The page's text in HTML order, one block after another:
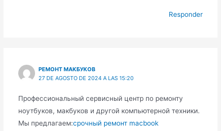
Responder
РЕМОНТ МАКБУКОВ
27 DE AGOSTO DE 2024 A LAS 15:20
Профессиональный сервисный центр по ремонту
ноутбуков, макбуков и другой компьютерной техники.
Мы предлагаем:срочный ремонт macbook